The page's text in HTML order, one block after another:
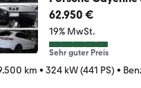
PAKET*SPORT-
62.950 €
19% MwSt.
Sehr guter Preis
km • 324 kW (441 PS) •